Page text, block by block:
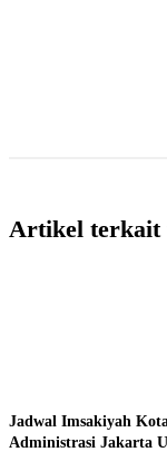
Artikel terkait
Jadwal Imsakiyah
Administrasi Jakarta